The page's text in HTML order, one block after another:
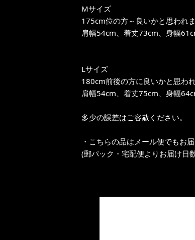
Mサイズ
175cm位の方～良いかと思われま
肩幅54cm、着丈73cm、身幅
Lサイズ
180cm前後の方に良いかと思われ
肩幅54cm、着丈75cm、身幅
多少の誤差はご容赦ください。
・こちらの品はメール便でもお届
(郵パック・宅配便よりお届け日